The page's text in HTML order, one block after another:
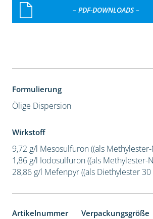
– PDF-DOWNLOADS –
Formulierung
Ölige Dispersion
Wirkstoff
9,72 g/l Mesosulfuron ((als
1,86 g/l Iodosulfuron ((als Methylester-
28,86 g/l Mefenpyr ((als Diethylester 30
Artikelnummer Verpackungsgröße